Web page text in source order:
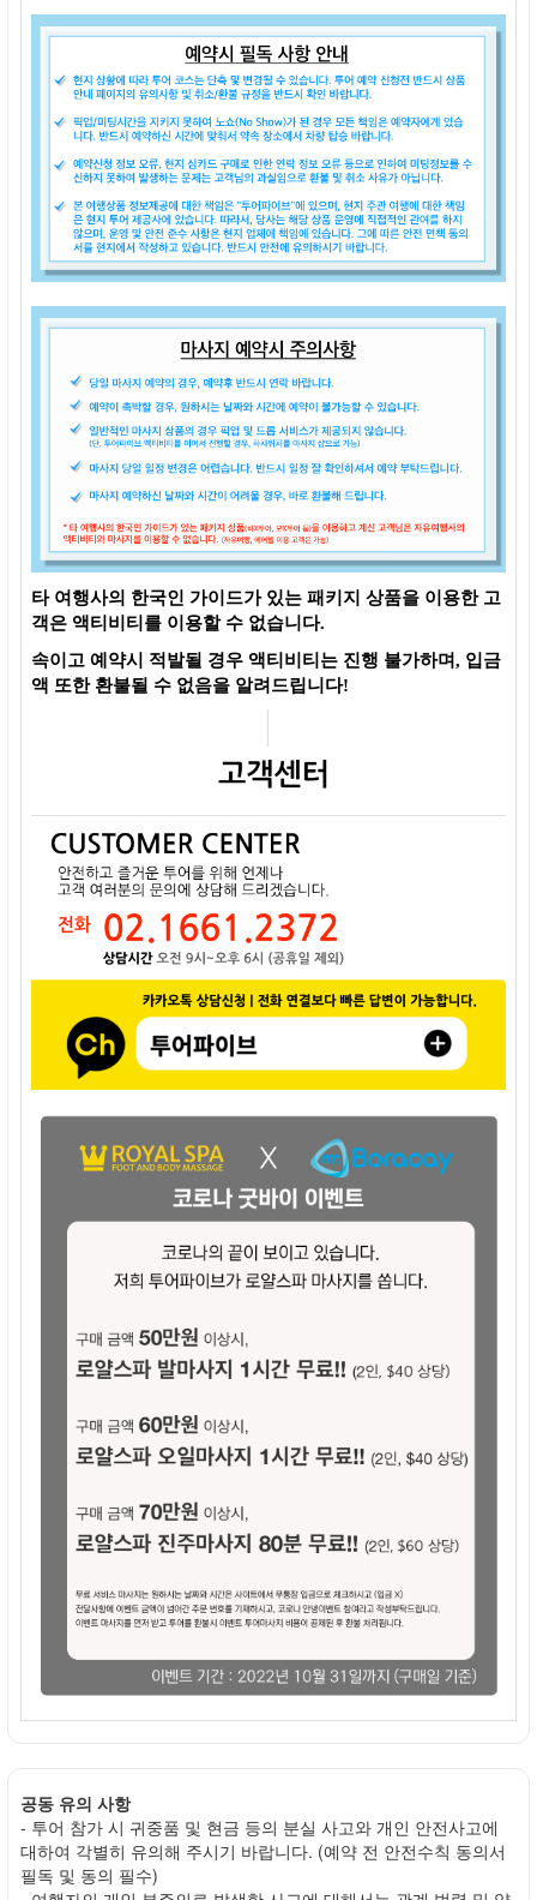
타 여행사의 한국인 가이드가 있는 패키지 상품을 이용한 고
객은 액티비티를 이용할 수 없습니다.
속이고 예약시 적발될 경우 액티비티는 진행 불가하며, 입금
액 또한 환불될 수 없음을 알려드립니다!
공동 유의 사항
- 투어 참가 시 귀중품 및 현금 등의 분실 사고와 개인 안전사고에
대하여 각별히 유의해 주시기 바랍니다. (예약 전 안전수칙 동의서
필독 및 동의 필수)